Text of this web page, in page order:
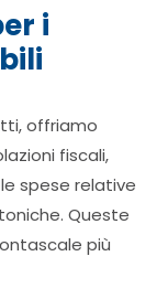
i
offriamo
fiscali,
spese relative
Queste
più